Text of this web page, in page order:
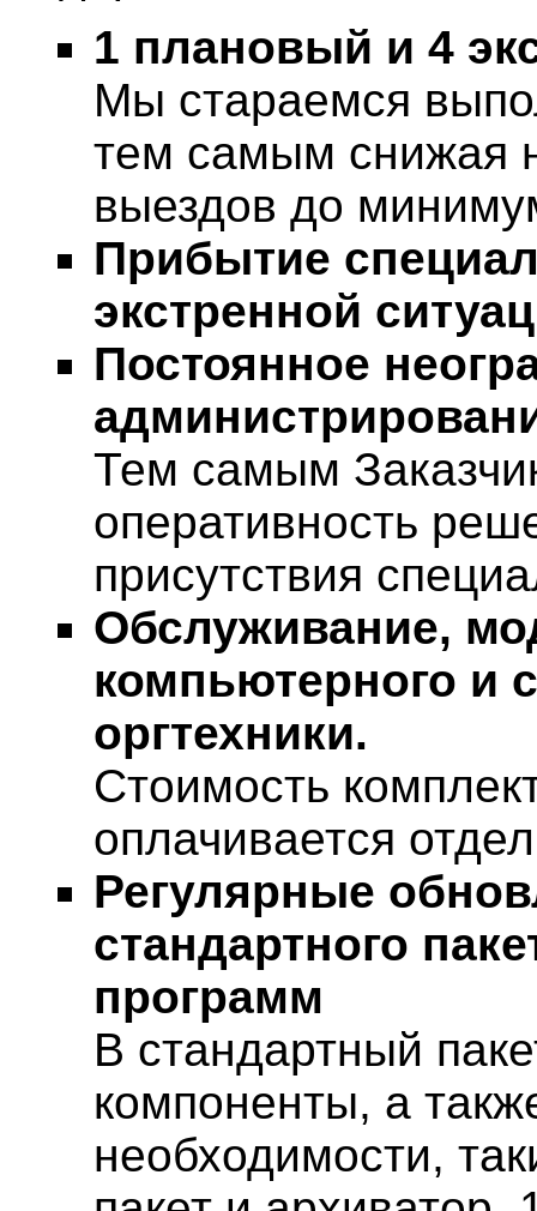
1 плановый и 4
Мы стараемся
тем самым снижая
выездов до
Прибытие
экстренной
Постоянное
Тем самым
оперативность
присутствия
Обслуживание,
компьютерного и
оргтехники.
Стоимость
оплачивается
Регулярные
стандартного
программ
В стандартный
компоненты, а
необходимости,